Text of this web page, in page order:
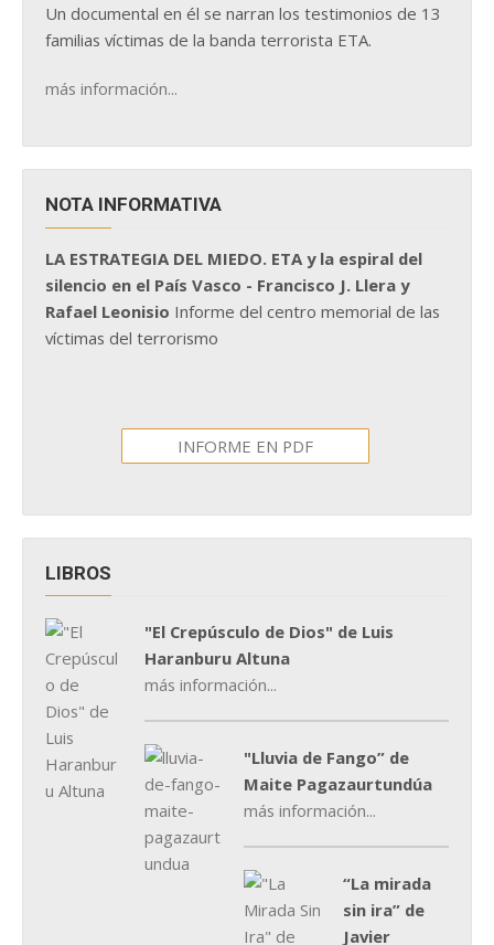
Un documental en él se narran los testimonios de 13
familias víctimas de la banda terrorista ETA.
más información...
NOTA INFORMATIVA
LA ESTRATEGIA DEL MIEDO. ETA y la espiral del
silencio en el País Vasco - Francisco J. Llera y
Rafael Leonisio Informe del centro memorial de las
víctimas del terrorismo
INFORME EN PDF
LIBROS
"El Crepúsculo de Dios" de Luis
Haranburu Altuna
más información...
"Lluvia de Fango” de
Maite Pagazaurtundúa
más información...
“La mirada
sin ira” de
Javier